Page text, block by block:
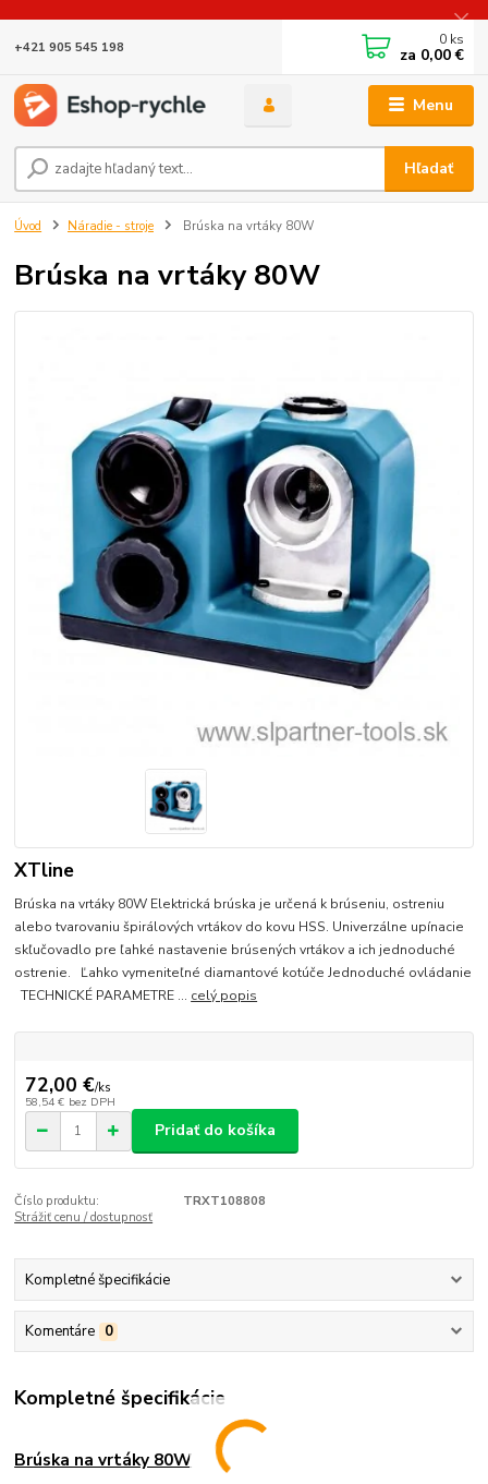
Menu
Hľadať
+421 905 545 198 0 ks
za 0,00 €
Úvod Náradie - stroje Brúska na vrtáky 80W
Brúska na vrtáky 80W
XTline
Brúska na vrtáky 80W Elektrická brúska je určená k brúseniu, ostreniu
alebo tvarovaniu špirálových vrtákov do kovu HSS. Univerzálne upínacie
skľučovadlo pre ľahké nastavenie brúsených vrtákov a ich jednoduché
ostrenie. Ľahko vymeniteľné diamantové kotúče Jednoduché ovládanie
TECHNICKÉ PARAMETRE ... celý popis
72,00 €/ks
58,54 € bez DPH
Pridať do košíka
Číslo produktu:
TRXT108808
Strážiť cenu / dostupnosť
Kompletné špecifikácie
Komentáre 0
Kompletné špecifikácie
Brúska na vrtáky 80W